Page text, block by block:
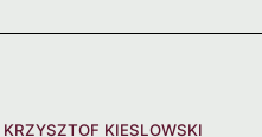
KRZYSZTOF KIESLOWSKI